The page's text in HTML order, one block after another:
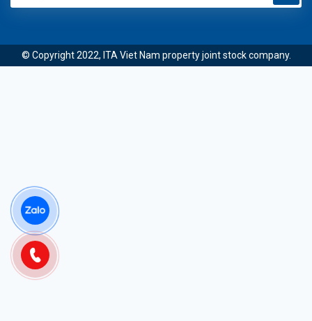
© Copyright 2022, ITA Viet Nam property joint stock company.